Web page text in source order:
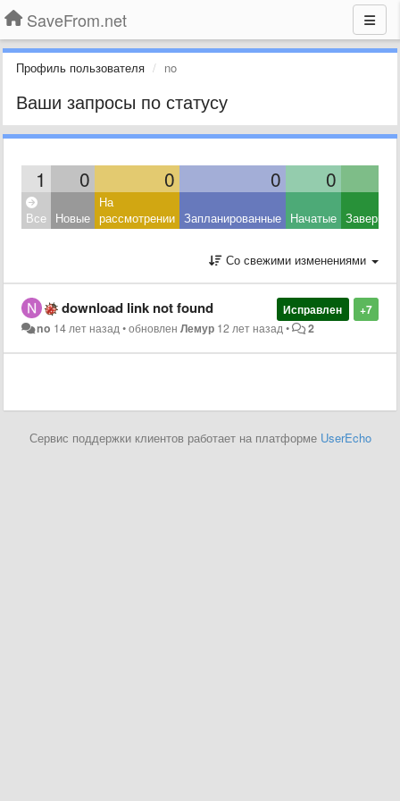
SaveFrom.net
Профиль пользователя no
Ваши запросы по статусу
1 0 0 0 0
Все Новые
На
рассмотрении Запланированные Начатые
Со свежими изменениями
+7
Исправлен
download link not found
no 14 лет назад•обновленЛемур 12 лет назад• 2
Сервис поддержки клиентов работает на платформе UserEcho